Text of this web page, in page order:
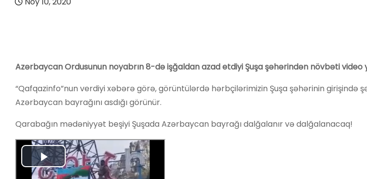
Azərbaycan Ordusunun noyabrın 8-də işğaldan azad etdiyi Şuşa şəhərindən növbəti video
“Qafqazinfo”nun verdiyi xəbərə görə, görüntülərdə hərbçilərimizin Şuşa şəhərinin girişində
Azərbaycan bayrağını asdığı görünür.
Qarabağın mədəniyyət beşiyi Şuşada Azərbaycan bayrağı dalğalanır və dalğalanacaq!